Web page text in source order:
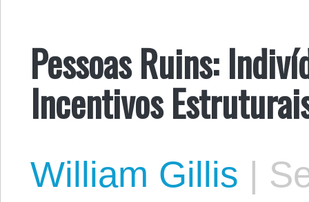
Pessoas Ruins:
Incentivos
William Gillis |